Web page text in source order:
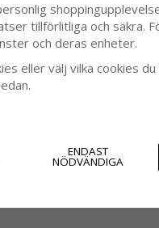
tillförlitliga och säkra.
och deras enheter.
eller välj vilka cookies
ENDAST
NÖDVÄNDIGA